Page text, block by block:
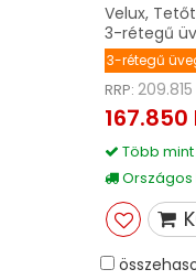
Velux,
3-rétegű
3-rétegű
RRP:
167.850
Több
Országos